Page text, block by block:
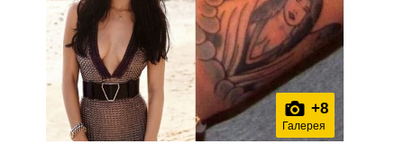
+8
Галерея